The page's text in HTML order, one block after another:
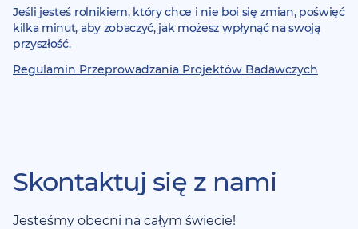
Jeśli jesteś rolnikiem, który chce i nie boi się zmian, poświęć
kilka minut, aby zobaczyć, jak możesz wpłynąć na swoją
przyszłość.
Regulamin Przeprowadzania Projektów Badawczych
Skontaktuj się z nami
Jesteśmy obecni na całym świecie!